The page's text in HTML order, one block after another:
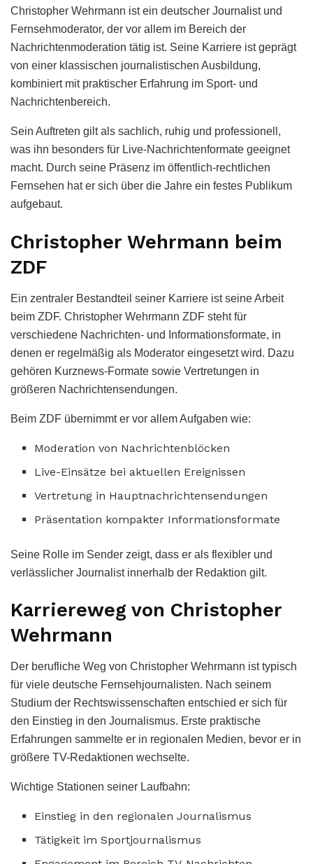
Christopher Wehrmann ist ein deutscher Journalist und
Fernsehmoderator, der vor allem im Bereich der
Nachrichtenmoderation tätig ist. Seine Karriere ist geprägt
von einer klassischen journalistischen Ausbildung,
kombiniert mit praktischer Erfahrung im Sport- und
Nachrichtenbereich.
Sein Auftreten gilt als sachlich, ruhig und professionell,
was ihn besonders für Live-Nachrichtenformate geeignet
macht. Durch seine Präsenz im öffentlich-rechtlichen
Fernsehen hat er sich über die Jahre ein festes Publikum
aufgebaut.
Christopher Wehrmann beim
ZDF
Ein zentraler Bestandteil seiner Karriere ist seine Arbeit
beim ZDF. Christopher Wehrmann ZDF steht für
verschiedene Nachrichten- und Informationsformate, in
denen er regelmäßig als Moderator eingesetzt wird. Dazu
gehören Kurznews-Formate sowie Vertretungen in
größeren Nachrichtensendungen.
Beim ZDF übernimmt er vor allem Aufgaben wie:
Moderation von Nachrichtenblöcken
Live-Einsätze bei aktuellen Ereignissen
Vertretung in Hauptnachrichtensendungen
Präsentation kompakter Informationsformate
Seine Rolle im Sender zeigt, dass er als flexibler und
verlässlicher Journalist innerhalb der Redaktion gilt.
Karriereweg von Christopher
Wehrmann
Der berufliche Weg von Christopher Wehrmann ist typisch
für viele deutsche Fernsehjournalisten. Nach seinem
Studium der Rechtswissenschaften entschied er sich für
den Einstieg in den Journalismus. Erste praktische
Erfahrungen sammelte er in regionalen Medien, bevor er in
größere TV-Redaktionen wechselte.
Wichtige Stationen seiner Laufbahn:
Einstieg in den regionalen Journalismus
Tätigkeit im Sportjournalismus